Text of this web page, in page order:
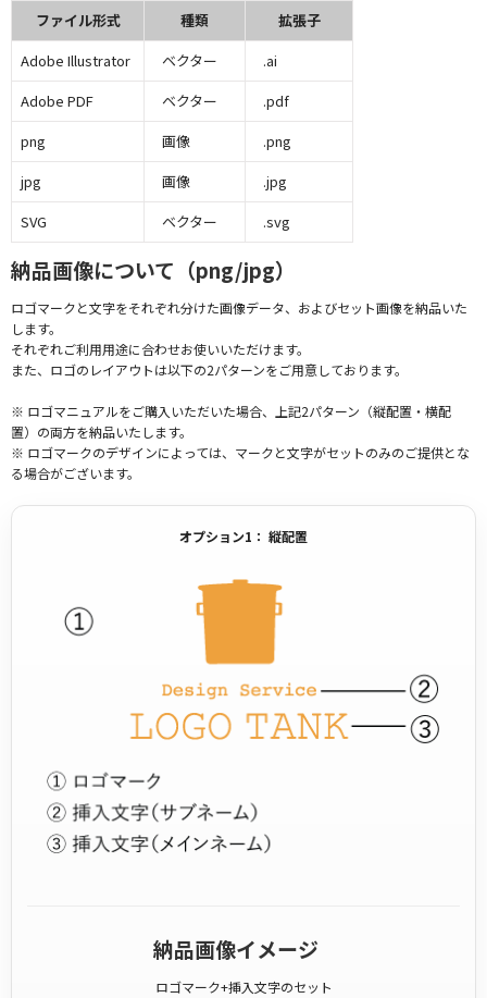
ファイル形式 種類
拡張子
Adobe Illustrator
ベクター
.ai
Adobe PDF
ベクター
.pdf
png
画像
.png
jpg
画像
.jpg
SVG
ベクター .svg
納品画像について（png/jpg）
ロゴマークと文字をそれぞれ分けた画像データ、およびセット画像を納品いた
します。
それぞれご利用用途に合わせお使いいただけます。
また、ロゴのレイアウトは以下の2パターンをご用意しております。
※ ロゴマニュアルをご購入いただいた場合、上記2パターン（縦配置・横配
置）の両方を納品いたします。
※ ロゴマークのデザインによっては、マークと文字がセットのみのご提供とな
る場合がございます。
オプション1： 縦配置
納品画像イメージ
ロゴマーク+挿入文字のセット